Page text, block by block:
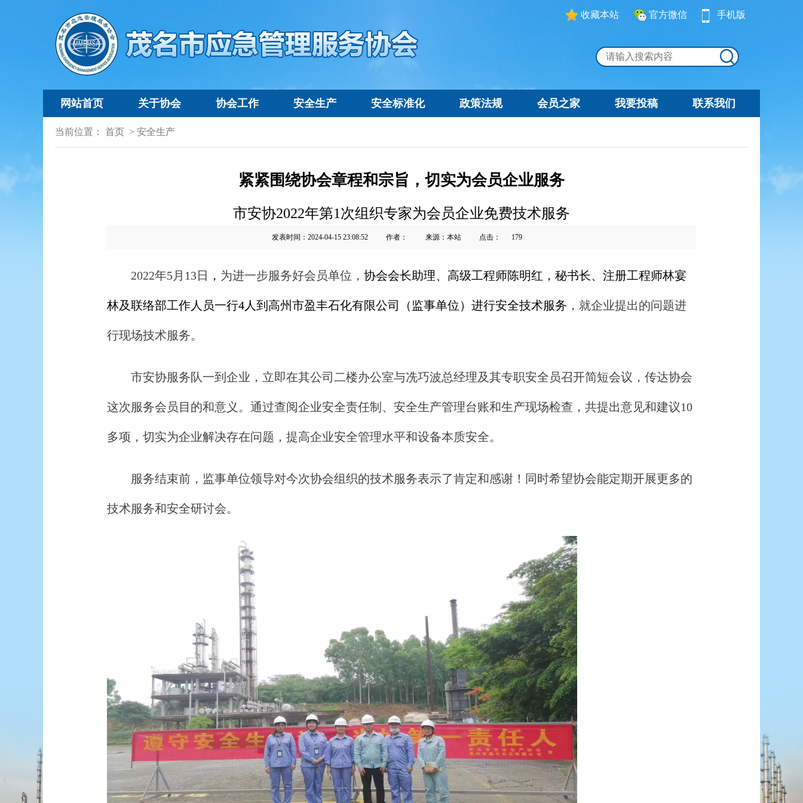
收藏本站 官方微信 手机版
网站首页 关于协会 协会工作 安全生产 安全标准化 政策法规 会员之家 我要投稿 联系我们
当前位置： 首页 > 安全生产
紧紧围绕协会章程和宗旨，切实为会员企业服务
市安协2022年第1次组织专家为会员企业免费技术服务
发表时间：2024-04-15 23:08:52 作者： 来源：本站 点击： 179
2022年5月 13日 ， 为进一步服务好会员单位， 协会会长助理、高级工程师陈明红，秘书长、注册工程师林宴
林及联络部工作人员一行4人到高州市盈丰石化有限公司（监事单位）进行安全技术服务 ，就企业提出的问题进
行现场技术服务。
市安协服务队一到企业，立即在其公司二楼办公室与冼巧波总经理及其专职安全员召开简短会议，传达协会
这次服务会员目的和意义。通过查阅企业安全责任制、安全生产管理台账和生产现场检查，共提出意见和建议10
多项，切实为企业解决存在问题，提高企业安全管理水平和设备本质安全。
服务结束前，监事单位领导对今次协会组织的技术服务表示了肯定和感谢！同时希望协会能定期开展更多的
技术服务和安全研讨会。